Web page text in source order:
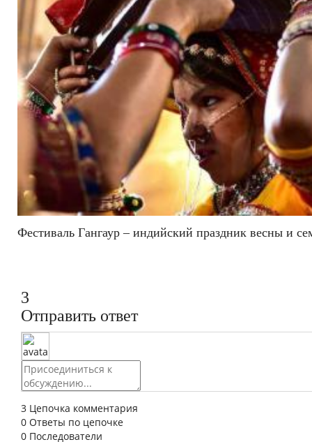
Фестиваль Гангаур – индийский праздник весны и
3
Отправить ответ
3 Цепочка комментария
0 Ответы по цепочке
0 Последователи